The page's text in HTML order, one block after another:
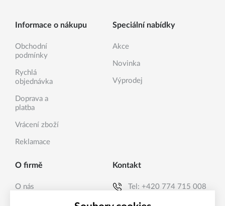
Informace o nákupu
Obchodní
podmínky
Rychlá
objednávka
Doprava a
platba
Vrácení zboží
Reklamace
Speciální nabídky
Akce
Novinka
Výprodej
O firmě
O nás
Kontakt
Tel: +420 774 715 008
E-mail: